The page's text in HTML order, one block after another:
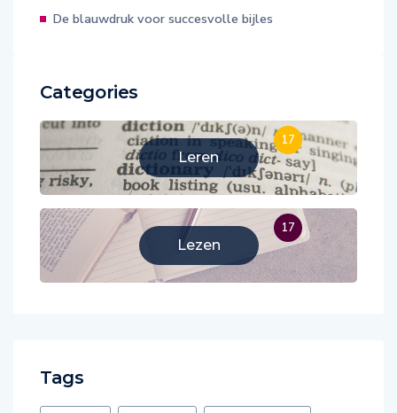
De blauwdruk voor succesvolle bijles
Categories
Leren
17
Lezen
17
Tags